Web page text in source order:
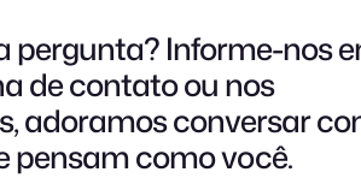
pergunta? Informe-nos
de contato ou nos
adoramos conversar
pensam como você.